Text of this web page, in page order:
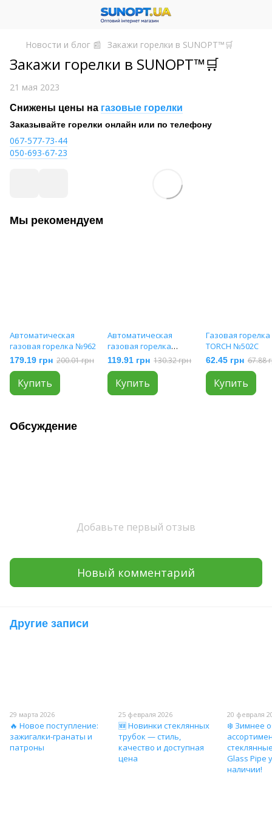
Новости и блог 📰 Закажи горелки в SUNOPT™🛒
Закажи горелки в SUNOPT™🛒
21 мая 2023
Снижены цены на газовые горелки
Заказывайте горелки онлайн или по телефону
067-577-73-44
050-693-67-23
Мы рекомендуем
Автоматическая
газовая горелка №962
179.19 грн 200.01 грн
Купить
Автоматическая
газовая горелка
Spase Atom №60-M
119.91 грн 130.32 грн
Купить
Газовая горелка
TORCH №502C
62.45 грн 67.88
Купить
Обсуждение
Добавьте первый отзыв
Новый комментарий
Другие записи
29 марта 2026
🔥 Новое поступление:
зажигалки-гранаты и
патроны
25 февраля 2026
🆕 Новинки стеклянных
трубок — стиль,
качество и доступная
цена
20 февраля
❄️ Зимнее
Glass Pipe
наличии!